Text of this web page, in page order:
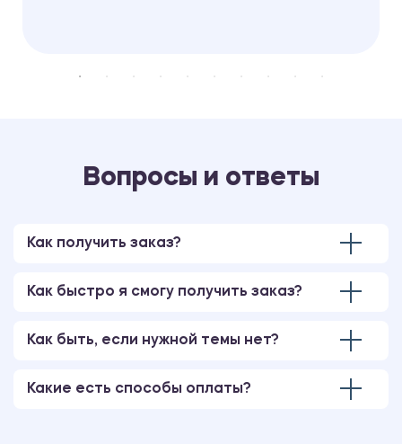
Вопросы и ответы
Как получить заказ?
Как быстро я смогу получить заказ?
Как быть, если нужной темы нет?
Какие есть способы оплаты?